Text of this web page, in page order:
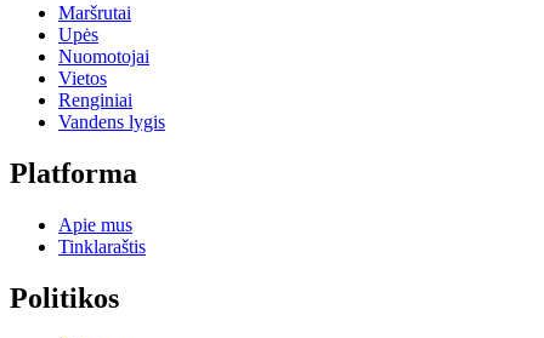
Maršrutai
Upės
Nuomotojai
Vietos
Renginiai
Vandens lygis
Platforma
Apie mus
Tinklaraštis
Politikos